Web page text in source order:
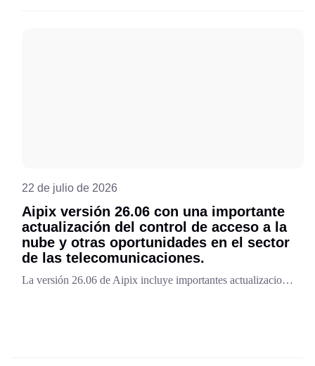
22 de julio de 2026
Aipix versión 26.06 con una importante
actualización del control de acceso a la
nube y otras oportunidades en el sector
de las telecomunicaciones.
La versión 26.06 de Aipix incluye importantes actualizaciones que mejoran las oportunidades de negocio y la tecnología en el sector de las telecomunicaciones. La principal novedad es el módulo de puntos de acceso a la nube. Descubra más detalles y conozca sus demás funciones.